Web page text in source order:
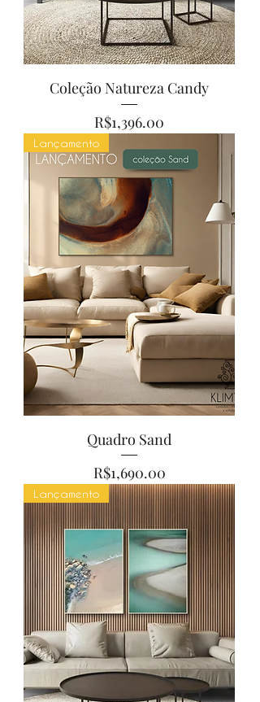
Coleção Natureza Candy
Price
R$1,396.00
Lançamento
Quadro Sand
Price
R$1,690.00
Lançamento